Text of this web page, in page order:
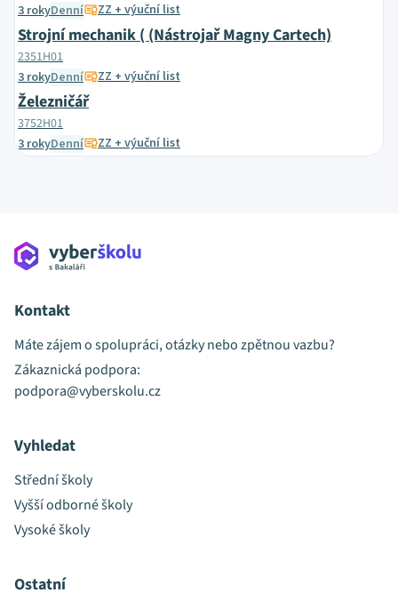
3 rokyDenní ZZ + výuční list
Strojní mechanik ( (Nástrojař Magny Cartech)
2351H01
3 rokyDenní ZZ + výuční list
Železničář
3752H01
3 rokyDenní ZZ + výuční list
Kontakt
Máte zájem o spolupráci, otázky nebo zpětnou vazbu?
Zákaznická podpora:
podpora@vyberskolu.cz
Vyhledat
Střední školy
Vyšší odborné školy
Vysoké školy
Ostatní